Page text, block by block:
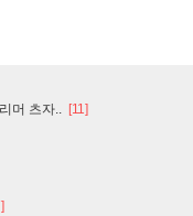
머 츠자.. [11]